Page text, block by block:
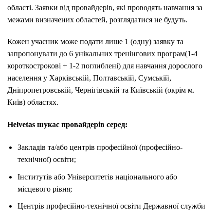
області. Заявки від провайдерів, які проводять навчання за
межами визначених областей, розглядатися не будуть.
Кожен учасник може подати лише 1 (одну) заявку та
запропонувати до 6 унікальних тренінгових програм(1-4
короткострокові + 1-2 поглиблені) для навчання дорослого
населення у Харківській, Полтавській, Сумській,
Дніпропетровській, Чернігівській та Київській (окрім м.
Київ) областях.
Helvetas шукає провайдерів серед:
Закладів та/або центрів професійної (професійно-
технічної) освіти;
Інститутів або Університетів національного або
місцевого рівня;
Центрів професійно-технічної освіти Державної служби